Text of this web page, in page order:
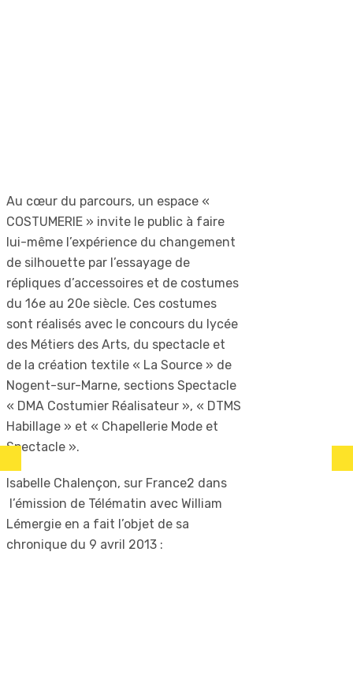
Au cœur du parcours, un espace «
COSTUMERIE » invite le public à faire
lui-même l’expérience du changement
de silhouette par l’essayage de
répliques d’accessoires et de costumes
du 16e au 20e siècle. Ces costumes
sont réalisés avec le concours du lycée
des Métiers des Arts, du spectacle et
de la création textile « La Source » de
Nogent-sur-Marne, sections Spectacle
« DMA Costumier Réalisateur », « DTMS
Habillage » et « Chapellerie Mode et
Spectacle ».
Isabelle Chalençon, sur France2 dans
l’émission de Télématin avec William
Lémergie en a fait l’objet de sa
chronique du 9 avril 2013 :